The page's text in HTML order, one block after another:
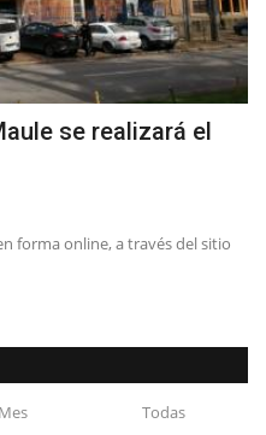
se realizará el
forma online, a través del sitio
Todas